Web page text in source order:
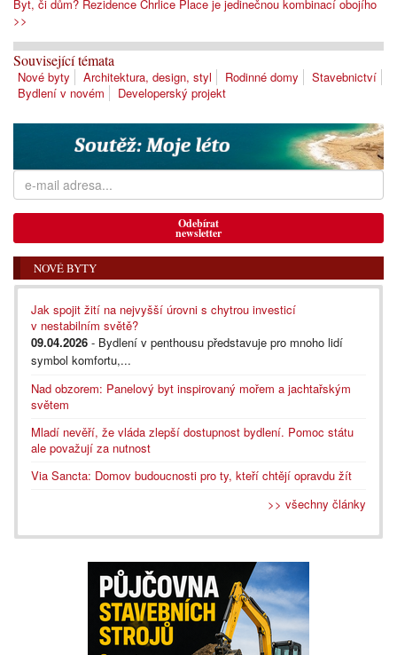
Byt, či dům? Rezidence Chrlice Place je jedinečnou kombinací obojího
>>
Související témata
Nové byty Architektura, design, styl Rodinné domy
Stavebnictví
Bydlení v novém
Developerský projekt
Odebírat
newsletter
NOVÉ BYTY
Jak spojit žití na nejvyšší úrovni s chytrou investicí
v nestabilním světě?
09.04.2026 - Bydlení v penthousu představuje pro mnoho lidí
symbol komfortu,...
Nad obzorem: Panelový byt inspirovaný mořem a jachtařským
světem
Mladí nevěří, že vláda zlepší dostupnost bydlení. Pomoc státu
ale považují za nutnost
Via Sancta: Domov budoucnosti pro ty, kteří chtějí opravdu žít
>> všechny články